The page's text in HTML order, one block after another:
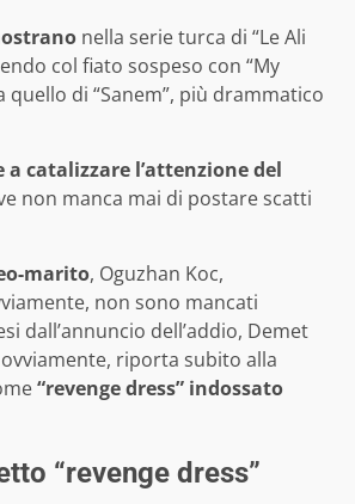
nella serie turca di “Le Ali
col fiato sospeso con “My
di “Sanem”, più drammatico
a catalizzare l’attenzione del
non manca mai di postare scatti
marito, Oguzhan Koc,
non sono mancati
dall’annuncio dell’addio, Demet
ovviamente, riporta subito alla
“revenge dress” indossato
“revenge dress”